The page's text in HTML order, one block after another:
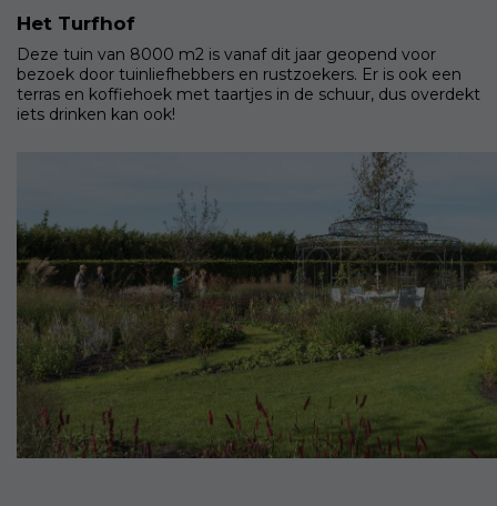
Het Turfhof
Deze tuin van 8000 m2 is vanaf dit jaar geopend voor
bezoek door tuinliefhebbers en rustzoekers. Er is ook een
terras en koffiehoek met taartjes in de schuur, dus overdekt
iets drinken kan ook!